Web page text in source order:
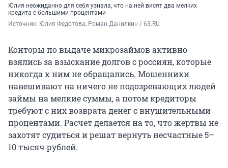
Юлия неожиданно для себя узнала, что на ней висят два мелких
кредита с большими процентами
Источник: Юлия Федотова, Роман Данилкин / 63.RU
Конторы по выдаче микрозаймов активно
взялись за взыскание долгов с россиян, которые
никогда к ним не обращались. Мошенники
навешивают на ничего не подозревающих людей
займы на мелкие суммы, а потом кредиторы
требуют с них возврата денег с внушительными
процентами. Расчет делается на то, что жертвы не
захотят судиться и решат вернуть несчастные 5–
10 тысяч рублей.